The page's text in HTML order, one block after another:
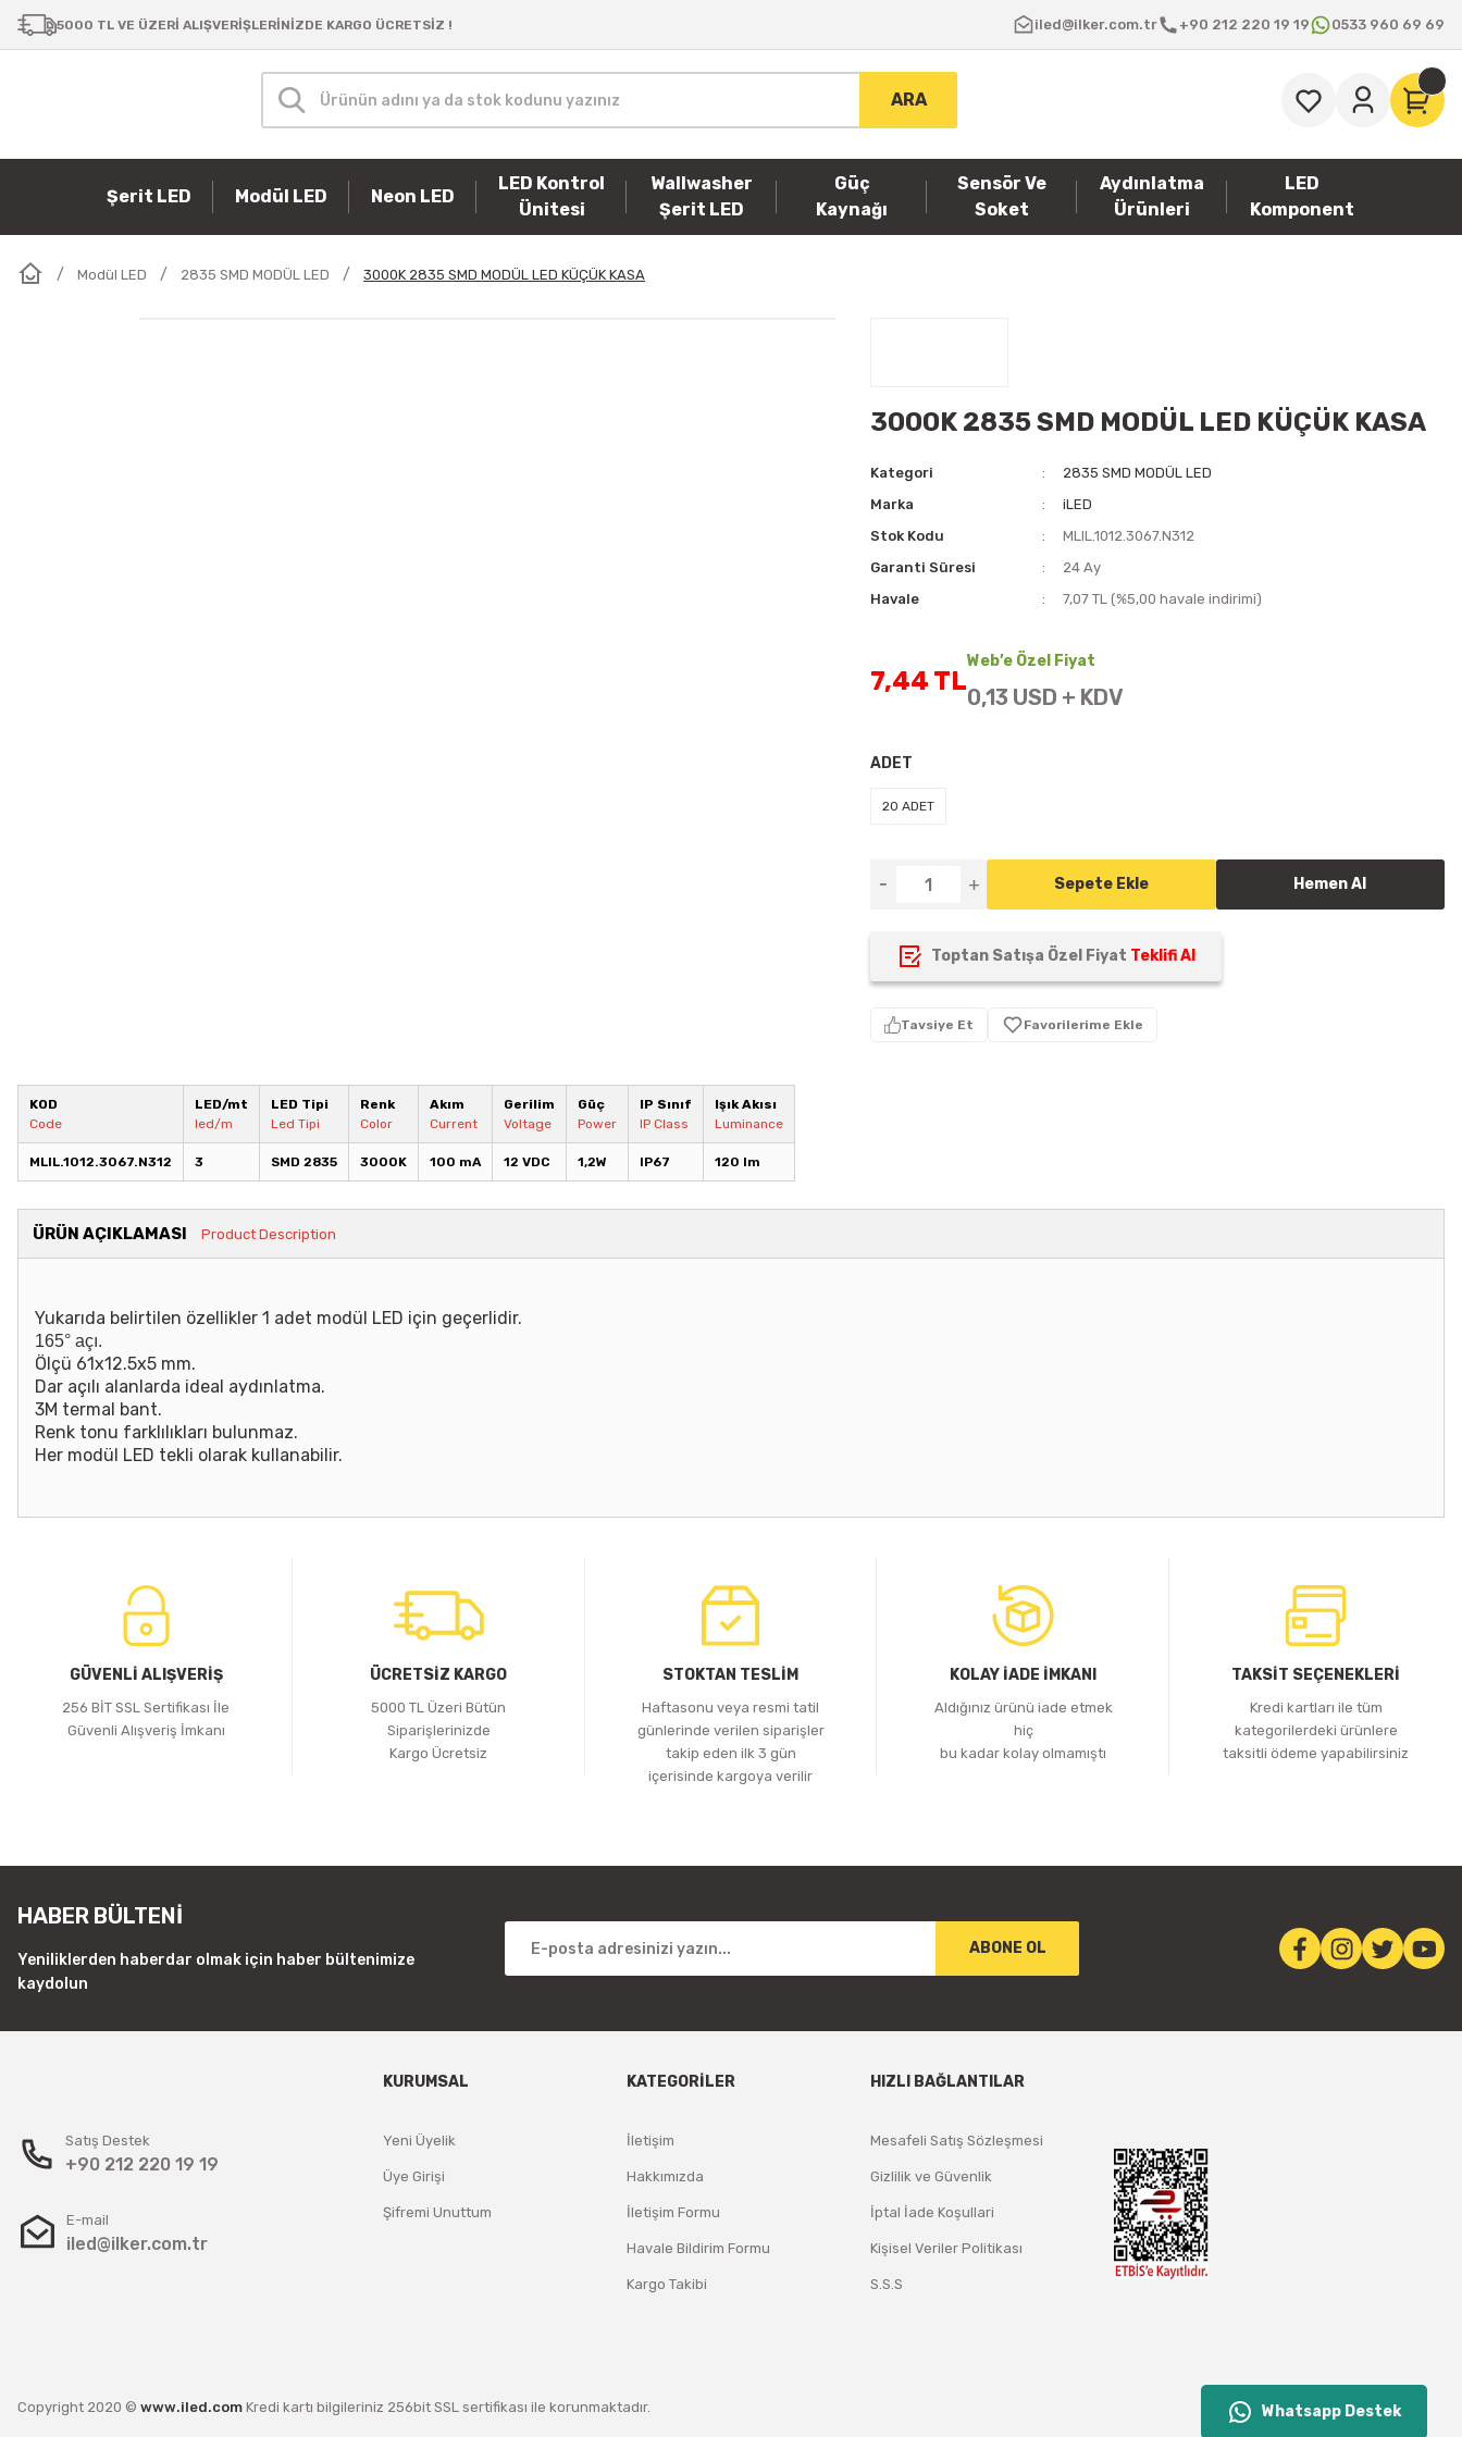
5000 TL VE ÜZERİ ALIŞVERİŞLERİNİZDE KARGO ÜCRETSİZ ! iled@ilker.com.tr +90 212 220 19 19 0533 960 69 69
ARA
Şerit LED Modül LED Neon LED
LED Kontrol
Ünitesi
Wallwasher
Şerit LED
Güç
Kaynağı
Sensör Ve
Soket
Aydınlatma
Ürünleri
LED
Komponent
Modül LED 2835 SMD MODÜL LED 3000K 2835 SMD MODÜL LED KÜÇÜK KASA
3000K 2835 SMD MODÜL LED KÜÇÜK KASA
Kategori
2835 SMD MODÜL LED
Marka
iLED
Stok Kodu
MLIL.1012.3067.N312
Garanti Süresi
24 Ay
Havale
7,07 TL (%5,00 havale indirimi)
7,44 TL
Web’e Özel Fiyat
0,13 USD + KDV
ADET
20 ADET
Sepete Ekle Hemen Al
Toptan Satışa Özel Fiyat Teklifi Al
Tavsiye Et
KOD
Code
LED/mt
led/m
LED Tipi
Led Tipi
Renk
Color
Akım
Current
Gerilim
Voltage
Güç
Power
IP Sınıf
IP Class
Işık Akısı
Luminance
MLIL.1012.3067.N312 3 SMD 2835 3000K 100 mA 12 VDC 1,2W IP67 120 lm
ÜRÜN AÇIKLAMASI Product Description
Yukarıda belirtilen özellikler 1 adet modül LED için geçerlidir.
165° açı.
Ölçü 61x12.5x5 mm.
Dar açılı alanlarda ideal aydınlatma.
3M termal bant.
Renk tonu farklılıkları bulunmaz.
Her modül LED tekli olarak kullanabilir.
GÜVENLİ ALIŞVERİŞ
256 BİT SSL Sertifikası İle
Güvenli Alışveriş İmkanı
ÜCRETSİZ KARGO
5000 TL Üzeri Bütün
Siparişlerinizde
Kargo Ücretsiz
STOKTAN TESLİM
Haftasonu veya resmi tatil
günlerinde verilen siparişler
takip eden ilk 3 gün
içerisinde kargoya verilir
KOLAY İADE İMKANI
Aldığınız ürünü iade etmek
hiç
bu kadar kolay olmamıştı
TAKSİT SEÇENEKLERİ
Kredi kartları ile tüm
kategorilerdeki ürünlere
taksitli ödeme yapabilirsiniz
HABER BÜLTENİ
Yeniliklerden haberdar olmak için haber bültenimize
kaydolun
ABONE OL
Satış Destek
+90 212 220 19 19
E-mail
iled@ilker.com.tr
KURUMSAL
Yeni Üyelik
Üye Girişi
Şifremi Unuttum
KATEGORİLER
İletişim
Hakkımızda
İletişim Formu
Havale Bildirim Formu
Kargo Takibi
HIZLI BAĞLANTILAR
Mesafeli Satış Sözleşmesi
Gizlilik ve Güvenlik
İptal İade Koşullari
Kişisel Veriler Politikası
S.S.S
Copyright 2020 © www.iled.com Kredi kartı bilgileriniz 256bit SSL sertifikası ile korunmaktadır. Whatsapp Destek